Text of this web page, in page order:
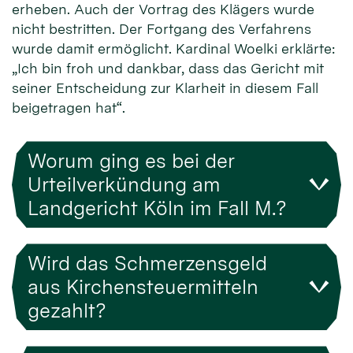
erheben. Auch der Vortrag des Klägers wurde
nicht bestritten. Der Fortgang des Verfahrens
wurde damit ermöglicht. Kardinal Woelki erklärte:
„Ich bin froh und dankbar, dass das Gericht mit
seiner Entscheidung zur Klarheit in diesem Fall
beigetragen hat“.
Worum ging es bei der
Urteilverkündung am
Landgericht Köln im Fall M.?
Wird das Schmerzensgeld
aus Kirchensteuermitteln
gezahlt?